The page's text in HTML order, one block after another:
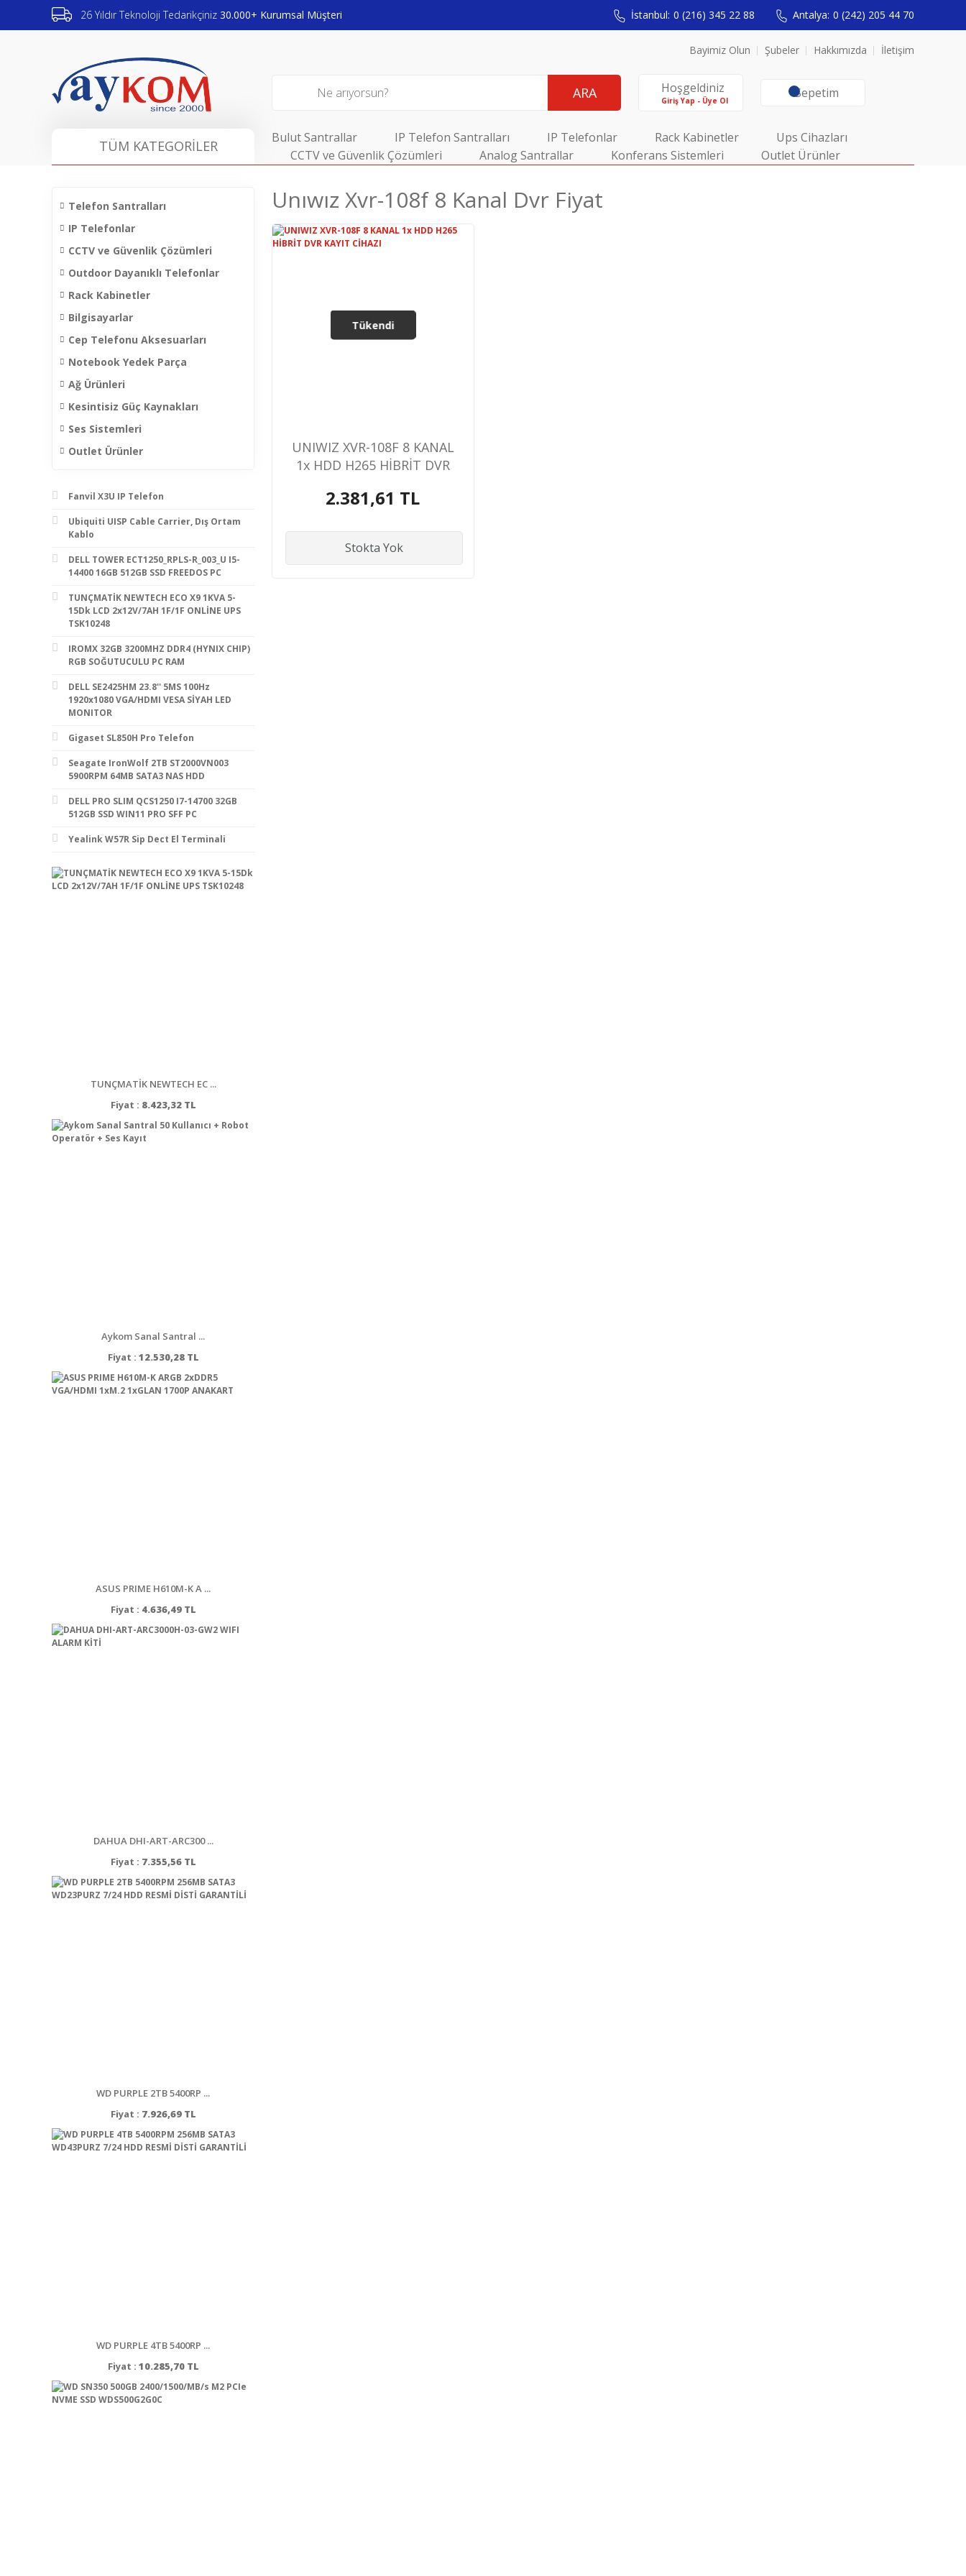
26 Yıldır Teknoloji Tedarikçiniz 30.000+ Kurumsal Müşteri İstanbul: 0 (216) 345 22 88 Antalya: 0 (242) 205 44 70
Bayimiz Olun Şubeler Hakkımızda İletişim
ARA Hoşgeldiniz
Giriş Yap - Üye Ol Sepetim
TÜM KATEGORİLER Bulut Santrallar IP Telefon Santralları IP Telefonlar Rack Kabinetler
Ups Cihazları
CCTV ve Güvenlik Çözümleri
Analog Santrallar Konferans Sistemleri Outlet Ürünler
Telefon Santralları
IP Telefonlar
CCTV ve Güvenlik Çözümleri
Outdoor Dayanıklı Telefonlar
Rack Kabinetler
Bilgisayarlar
Cep Telefonu Aksesuarları
Notebook Yedek Parça
Ağ Ürünleri
Kesintisiz Güç Kaynakları
Ses Sistemleri
Outlet Ürünler
Fanvil X3U IP Telefon
Ubiquiti UISP Cable Carrier, Dış Ortam
Kablo
DELL TOWER ECT1250_RPLS-R_003_U I5-
14400 16GB 512GB SSD FREEDOS PC
TUNÇMATİK NEWTECH ECO X9 1KVA 5-
15Dk LCD 2x12V/7AH 1F/1F ONLİNE UPS
TSK10248
IROMX 32GB 3200MHZ DDR4 (HYNIX CHIP)
RGB SOĞUTUCULU PC RAM
DELL SE2425HM 23.8'' 5MS 100Hz
1920x1080 VGA/HDMI VESA SİYAH LED
MONITOR
Gigaset SL850H Pro Telefon
Seagate IronWolf 2TB ST2000VN003
5900RPM 64MB SATA3 NAS HDD
DELL PRO SLIM QCS1250 I7-14700 32GB
512GB SSD WIN11 PRO SFF PC
Yealink W57R Sip Dect El Terminali
TUNÇMATİK NEWTECH EC ...
Fiyat : 8.423,32 TL
Aykom Sanal Santral ...
Fiyat : 12.530,28 TL
ASUS PRIME H610M-K A ...
Fiyat : 4.636,49 TL
DAHUA DHI-ART-ARC300 ...
Fiyat : 7.355,56 TL
WD PURPLE 2TB 5400RP ...
Fiyat : 7.926,69 TL
WD PURPLE 4TB 5400RP ...
Fiyat : 10.285,70 TL
Unıwız Xvr-108f 8 Kanal Dvr Fiyat
Tükendi
UNIWIZ XVR-108F 8 KANAL
1x HDD H265 HİBRİT DVR
2.381,61 TL
Stokta Yok